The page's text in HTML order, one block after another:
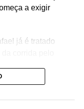
a exigir
já é tratado